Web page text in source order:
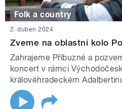
Folk a country
2. duben 2024
Zveme na oblastní kolo
Zahrajeme Příbuzné a
koncert v rámci
královéhradeckém